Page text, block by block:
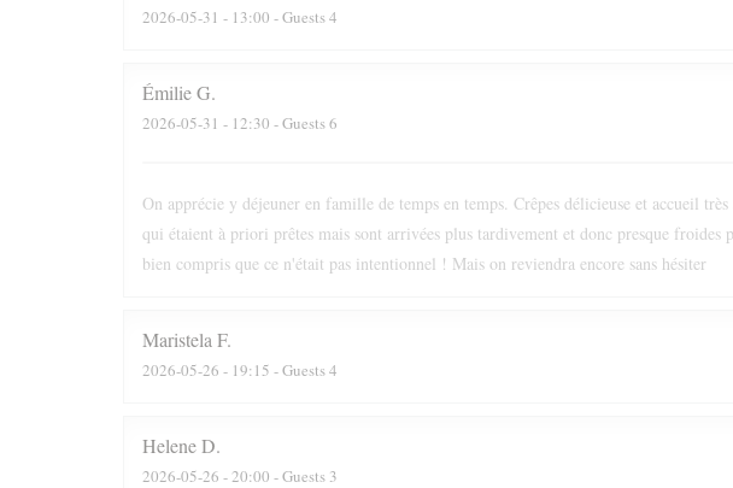
2026-05-31 - 13:00 - Guests 4
ÉmilieG
2026-05-31 - 12:30 - Guests 6
On apprécie y déjeuner en famille de temps en temps. Crêpes délicieuse et accueil
qui étaient à priori prêtes mais sont arrivées plus tardivement et donc presque
bien compris que ce n'était pas intentionnel ! Mais on reviendra encore sans hésiter
Maristela F
2026-05-26 - 19:15 - Guests 4
HeleneD
2026-05-26 - 20:00 - Guests 3